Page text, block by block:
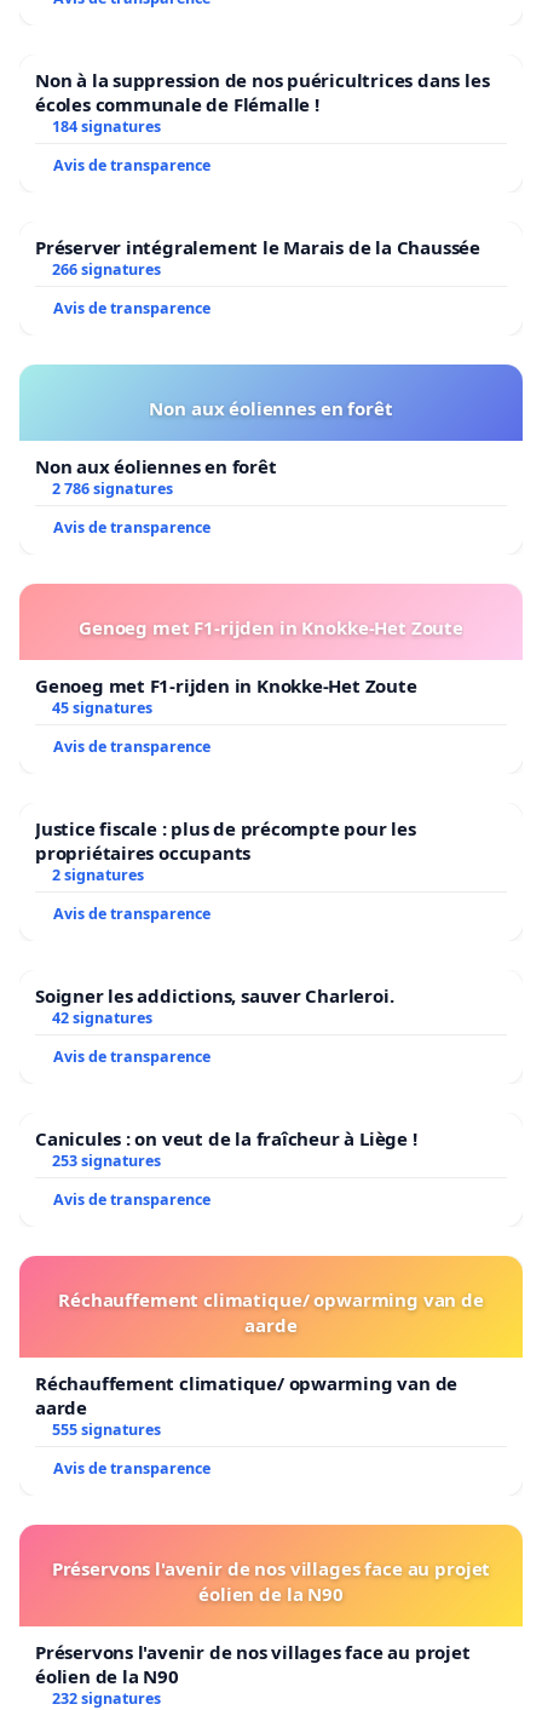
Non à la suppression de nos puéricultrices dans les
écoles communale de Flémalle !
184 signatures
Avis de transparence
Préserver intégralement le Marais de la Chaussée
266 signatures
Avis de transparence
Non aux éoliennes en forêt
Non aux éoliennes en forêt
2 786 signatures
Avis de transparence
Genoeg met F1-rijden in Knokke-Het Zoute
Genoeg met F1-rijden in Knokke-Het Zoute
45 signatures
Avis de transparence
Justice fiscale : plus de précompte pour les
propriétaires occupants
2 signatures
Avis de transparence
Soigner les addictions, sauver Charleroi.
42 signatures
Avis de transparence
Canicules : on veut de la fraîcheur à Liège !
253 signatures
Avis de transparence
Réchauffement climatique/ opwarming van de
aarde
Réchauffement climatique/ opwarming van de
aarde
555 signatures
Avis de transparence
Préservons l'avenir de nos villages face au projet
éolien de la N90
Préservons l'avenir de nos villages face au projet
éolien de la N90
232 signatures